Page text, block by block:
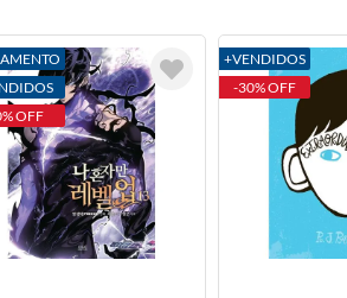
OFF
+VENDIDOS
-30% OFF